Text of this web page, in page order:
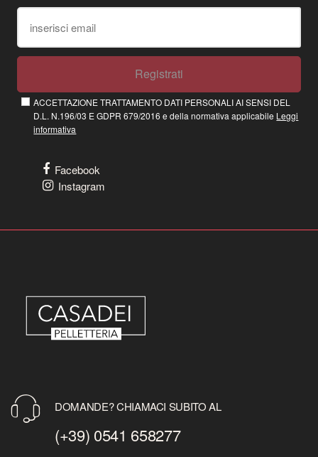
Registrati
ACCETTAZIONE TRATTAMENTO DATI PERSONALI AI SENSI DEL
D.L. N.196/03 E GDPR 679/2016 e della normativa applicabile Leggi
informativa
Facebook
Instagram
DOMANDE? CHIAMACI SUBITO AL
(+39) 0541 658277